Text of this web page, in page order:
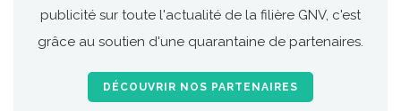
publicité sur toute l'actualité de la filière GNV, c'est
grâce au soutien d'une quarantaine de partenaires.
DÉCOUVRIR NOS PARTENAIRES